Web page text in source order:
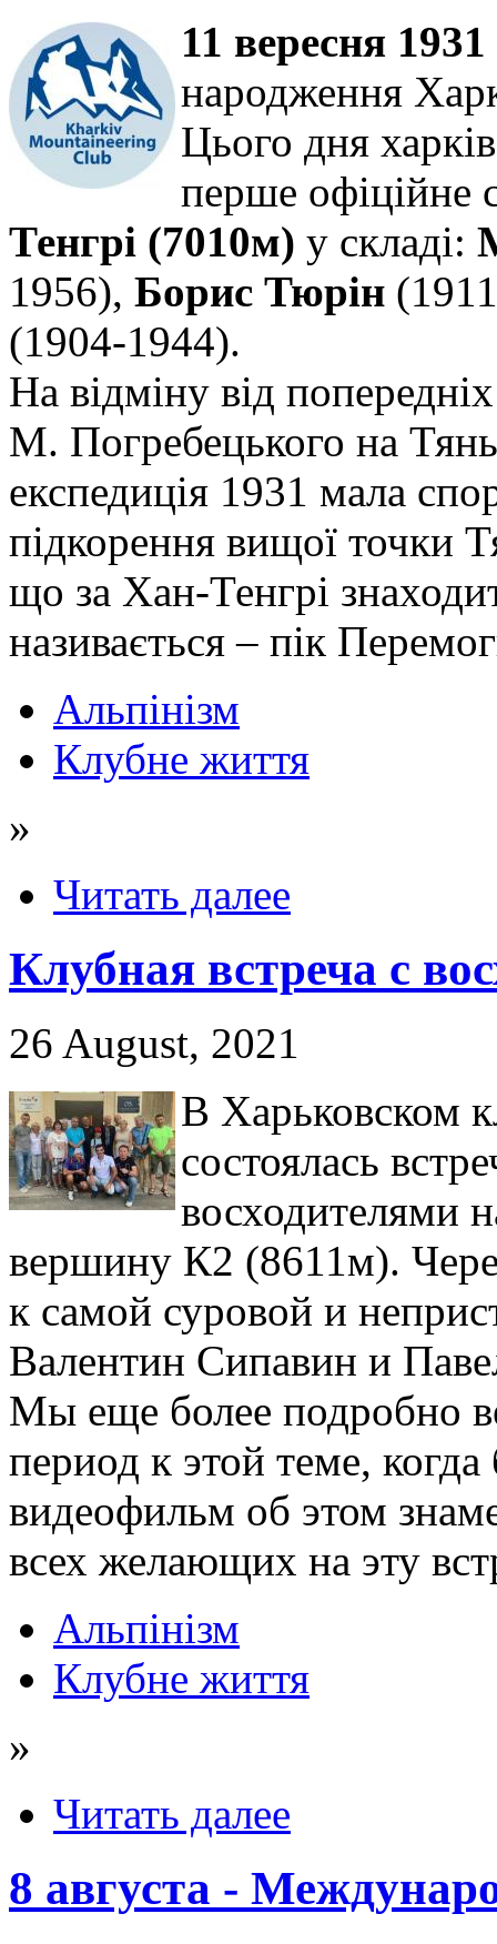
11 вересня
народження
Цього дня
перше
Тенгрі (7010м) у складі:
1956), Борис Тюрін
(1904-1944).
На відміну від
М. Погребецького на
експедиція 1931 мала
підкорення вищої точки
що за Хан-Тенгрі
називається – пік
Альпінізм
Клубне життя
»
Читать далее
Клубная встреча с
26 August, 2021
В Харьковском
состоялась
восходителями
вершину К2 (8611м).
к самой суровой и
Валентин Сипавин и
Мы еще более подробно
период к этой теме,
видеофильм об этом
всех желающих на эту
Альпінізм
Клубне життя
»
Читать далее
8 августа -